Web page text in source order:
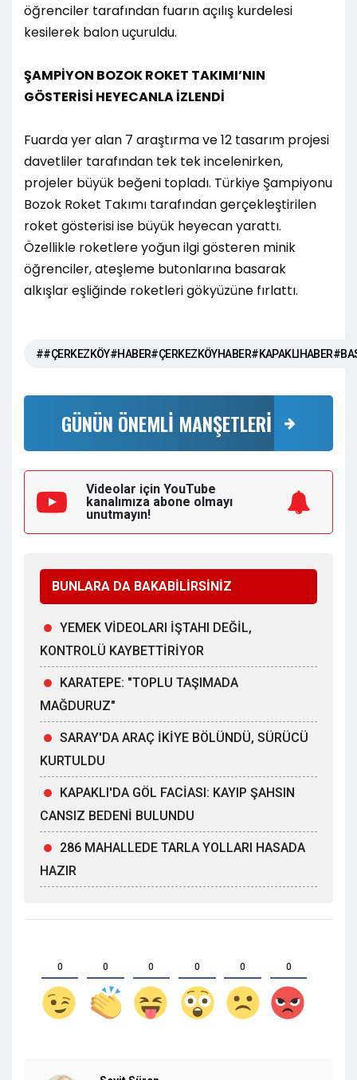
öğrenciler tarafından fuarın açılış kurdelesi
kesilerek balon uçuruldu.
ŞAMPİYON BOZOK ROKET TAKIMI’NIN
GÖSTERİSİ HEYECANLA İZLENDİ
Fuarda yer alan 7 araştırma ve 12 tasarım projesi
davetliler tarafından tek tek incelenirken,
projeler büyük beğeni topladı. Türkiye Şampiyonu
Bozok Roket Takımı tarafından gerçekleştirilen
roket gösterisi ise büyük heyecan yarattı.
Özellikle roketlere yoğun ilgi gösteren minik
öğrenciler, ateşleme butonlarına basarak
alkışlar eşliğinde roketleri gökyüzüne fırlattı.
GÜNÜN ÖNEMLİ MANŞETLERİ
Videolar için YouTube
kanalımıza abone olmayı
unutmayın!
BUNLARA DA BAKABİLİRSİNİZ
YEMEK VİDEOLARI İŞTAHI DEĞİL,
KONTROLÜ KAYBETTİRİYOR
KARATEPE: "TOPLU TAŞIMADA
MAĞDURUZ"
SARAY'DA ARAÇ İKİYE BÖLÜNDÜ, SÜRÜCÜ
KURTULDU
KAPAKLI'DA GÖL FACİASI: KAYIP ŞAHSIN
CANSIZ BEDENİ BULUNDU
286 MAHALLEDE TARLA YOLLARI HASADA
HAZIR
0 0 0 0 0 0